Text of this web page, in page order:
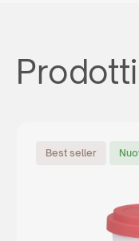
Best seller